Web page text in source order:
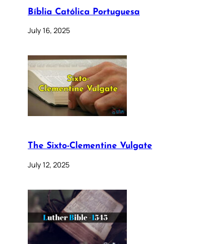
Bíblia Católica Portuguesa
July 16, 2025
The Sixto-Clementine Vulgate
July 12, 2025